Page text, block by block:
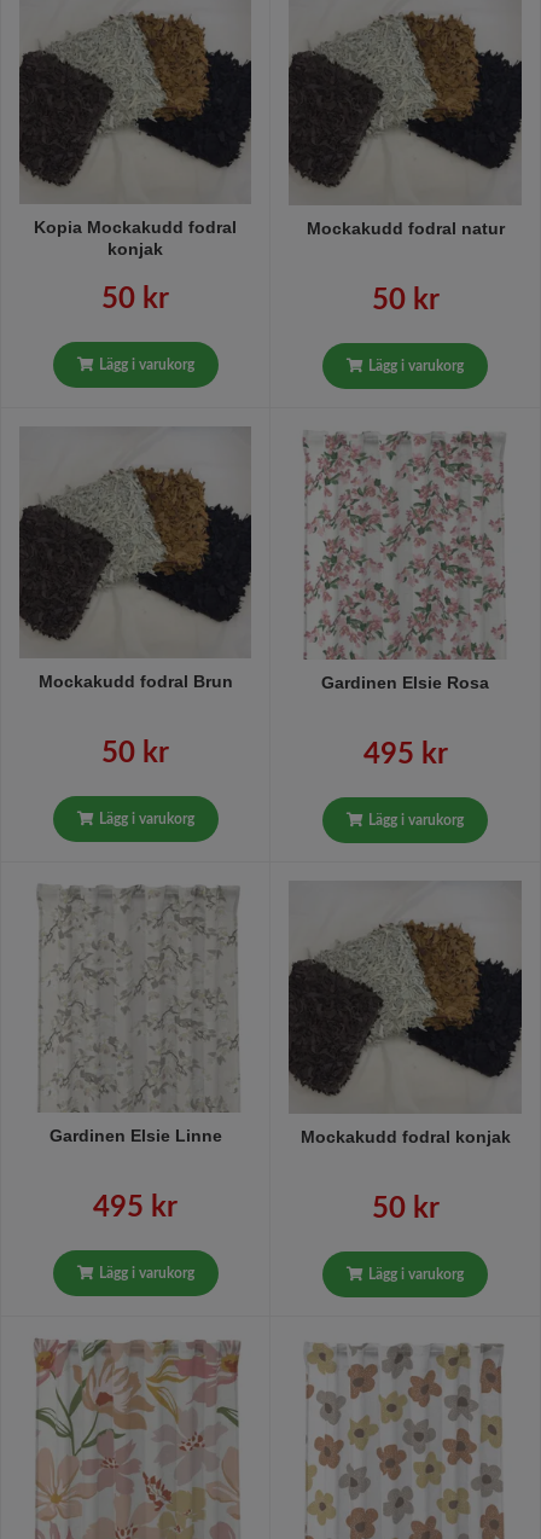
Kopia Mockakudd fodral
konjak
50 kr
Lägg i varukorg
Mockakudd fodral natur
50 kr
Lägg i varukorg
Mockakudd fodral Brun
50 kr
Lägg i varukorg
Gardinen Elsie Rosa
495 kr
Lägg i varukorg
Gardinen Elsie Linne
495 kr
Lägg i varukorg
Mockakudd fodral konjak
50 kr
Lägg i varukorg